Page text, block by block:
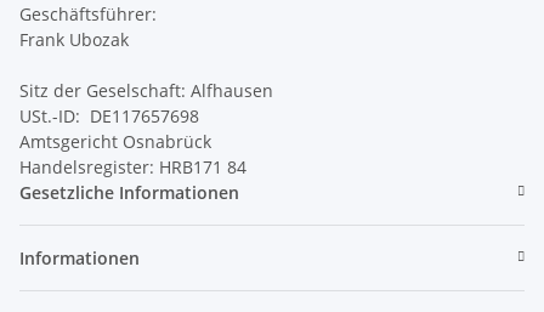
Geschäftsführer:
Frank Ubozak
Sitz der Geselschaft: Alfhausen
USt.-ID: DE117657698
Amtsgericht Osnabrück
Handelsregister: HRB171 84
Gesetzliche Informationen
Informationen